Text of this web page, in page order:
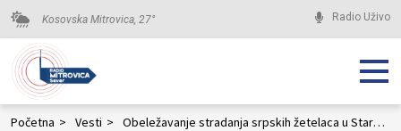
Kosovska Mitrovica, 27° Radio Uživo
Početna > Vesti > Obeležavanje stradanja srpskih žetelaca u Starom Grackom – 24 godine posle